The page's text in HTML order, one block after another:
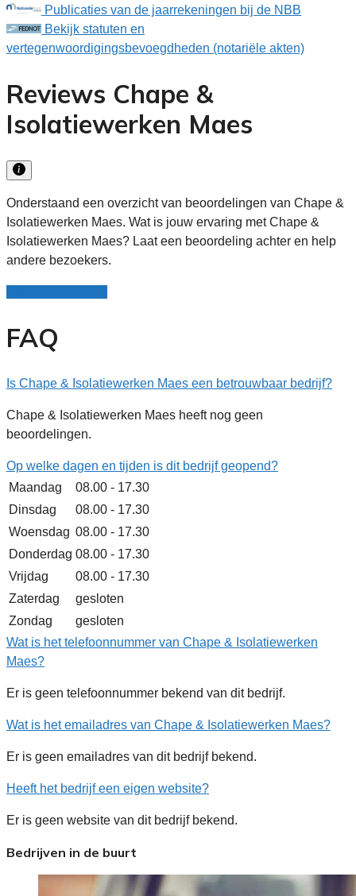
Publicaties van de jaarrekeningen bij de NBB
Bekijk statuten en
vertegenwoordigingsbevoegdheden (notariële akten)
Reviews Chape &
Isolatiewerken Maes
Onderstaand een overzicht van beoordelingen van Chape &
Isolatiewerken Maes. Wat is jouw ervaring met Chape &
Isolatiewerken Maes? Laat een beoordeling achter en help
andere bezoekers.
FAQ
Is Chape & Isolatiewerken Maes een betrouwbaar bedrijf?
Chape & Isolatiewerken Maes heeft nog geen
beoordelingen.
Op welke dagen en tijden is dit bedrijf geopend?
Maandag
08.00 - 17.30
Dinsdag
08.00 - 17.30
Woensdag 08.00 - 17.30
Donderdag 08.00 - 17.30
Vrijdag
08.00 - 17.30
Zaterdag
gesloten
Zondag
gesloten
Wat is het telefoonnummer van Chape & Isolatiewerken
Maes?
Er is geen telefoonnummer bekend van dit bedrijf.
Wat is het emailadres van Chape & Isolatiewerken Maes?
Er is geen emailadres van dit bedrijf bekend.
Heeft het bedrijf een eigen website?
Er is geen website van dit bedrijf bekend.
Bedrijven in de buurt